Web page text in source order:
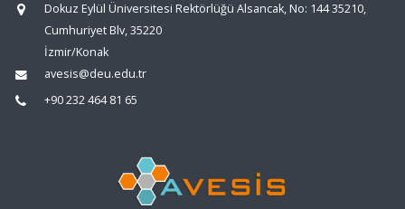
Dokuz Eylül Üniversitesi Rektörlüğü Alsancak, No: 144 35210,
Cumhuriyet Blv, 35220
İzmir/Konak
avesis@deu.edu.tr
+90 232 464 81 65